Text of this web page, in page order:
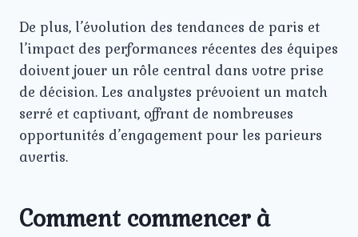
De plus, l’évolution des tendances de paris et
l’impact des performances récentes des équipes
doivent jouer un rôle central dans votre prise
de décision. Les analystes prévoient un match
serré et captivant, offrant de nombreuses
opportunités d’engagement pour les parieurs
avertis.
Comment commencer à